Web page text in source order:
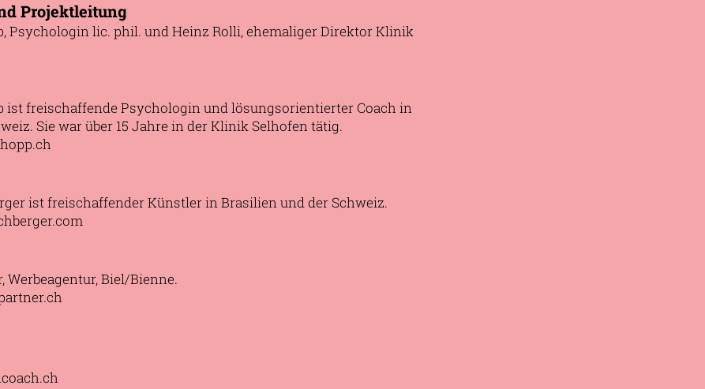
Projektleitung
Psychologin lic. phil. und Heinz Rolli, ehemaliger Direktor Klinik
ist freischaffende Psychologin und lösungsorientierter Coach in
Sie war über 15 Jahre in der Klinik Selhofen tätig.
ist freischaffender Künstler in Brasilien und der Schweiz.
Werbeagentur, Biel/Bienne.